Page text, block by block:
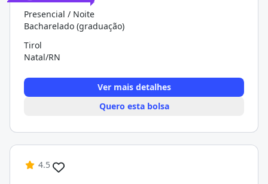
Presencial / Noite
Bacharelado (graduação)
Tirol
Natal/RN
Ver mais detalhes
Quero esta bolsa
4.5